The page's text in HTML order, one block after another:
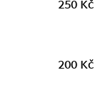
250 Kč
200 Kč